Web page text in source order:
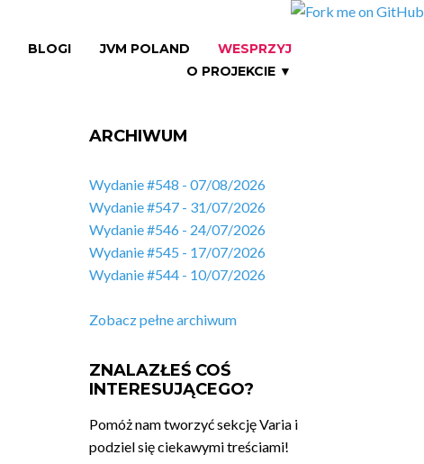
BLOGI JVM POLAND
WESPRZYJ
O PROJEKCIE ▼
ARCHIWUM
Wydanie #548 - 07/08/2026
Wydanie #547 - 31/07/2026
Wydanie #546 - 24/07/2026
Wydanie #545 - 17/07/2026
Wydanie #544 - 10/07/2026
Zobacz pełne archiwum
ZNALAZŁEŚ COŚ
INTERESUJĄCEGO?
Pomóż nam tworzyć sekcję Varia i
podziel się ciekawymi treściami!